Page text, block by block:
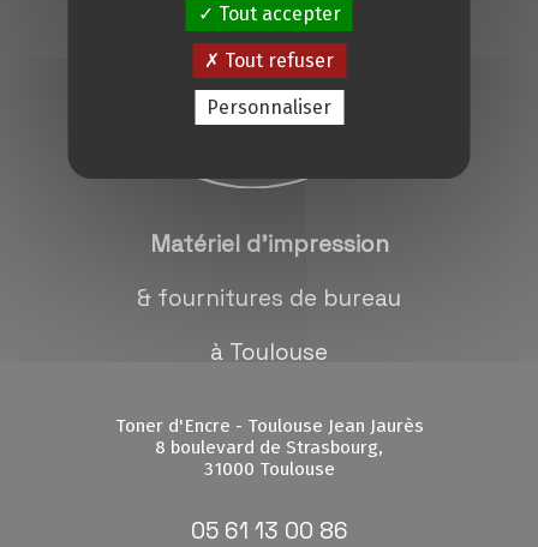
Notre métier
Contact/magasins
Matériel d'impression
& fournitures de bureau
à Toulouse
Toner d'Encre - Toulouse Jean Jaurès
8 boulevard de Strasbourg,
31000 Toulouse
05 61 13 00 86
Tout accepter
Tout refuser
Personnaliser